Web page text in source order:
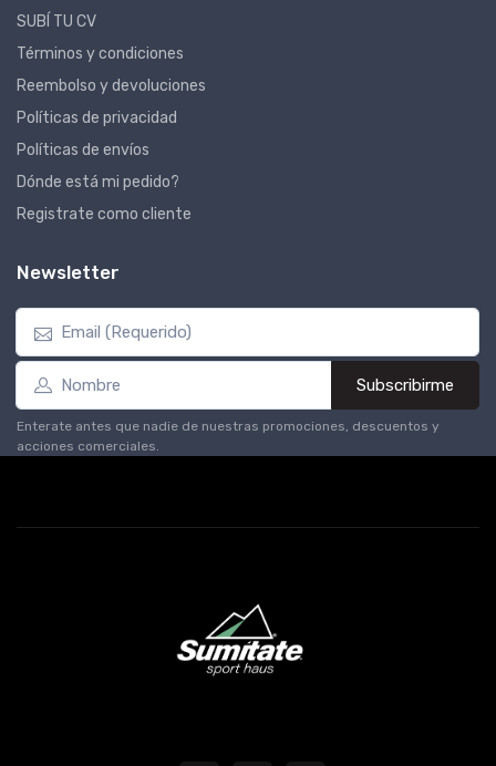
SUBÍ TU CV
Términos y condiciones
Reembolso y devoluciones
Políticas de privacidad
Políticas de envíos
Dónde está mi pedido?
Registrate como cliente
Newsletter
Subscribirme
Enterate antes que nadie de nuestras promociones, descuentos y
acciones comerciales.